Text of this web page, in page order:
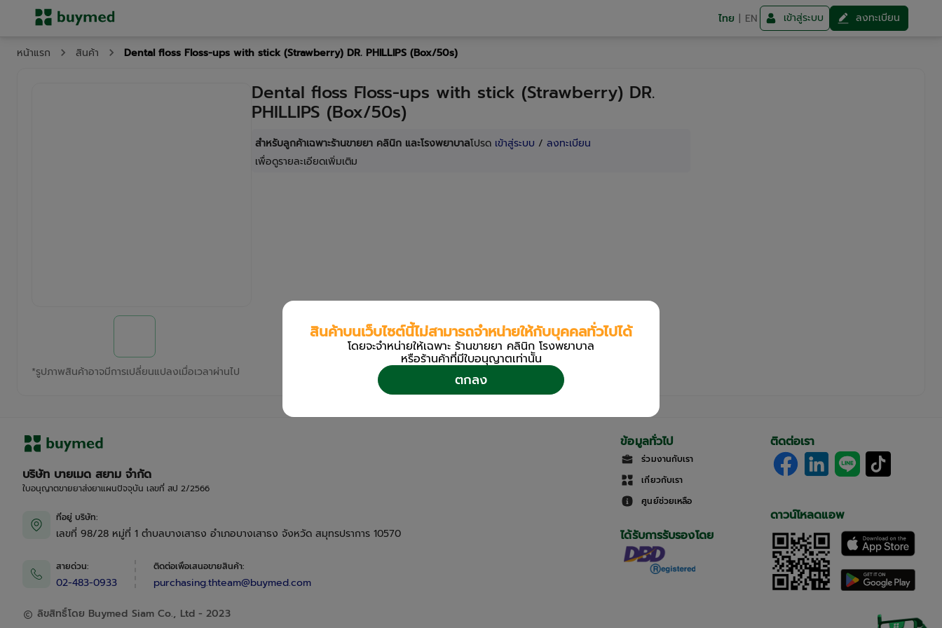
ไทย | EN เข้าสู่ระบบ ลงทะเบียน
หน้าแรก สินค้า Dental floss Floss-ups with stick (Strawberry) DR. PHILLIPS (Box/50s)
*รูปภาพสินค้าอาจมีการเปลี่ยนแปลงเมื่อเวลาผ่านไป
Dental floss Floss-ups with stick (Strawberry) DR.
PHILLIPS (Box/50s)
สำหรับลูกค้าเฉพาะร้านขายยา คลินิก และโรงพยาบาลโปรด เข้าสู่ระบบ / ลงทะเบียน
เพื่อดูรายละเอียดเพิ่มเติม
บริษัท บายเมด สยาม จำกัด
ใบอนุญาตขายยาส่งยาแผนปัจจุบัน เลขที่ สป 2/2566
ที่อยู่ บริษัท:
เลขที่ 98/28 หมู่ที่ 1 ตำบลบางเสาธง อำเภอบางเสาธง จังหวัด สมุทรปราการ 10570
สายด่วน:
02-483-0933
ติดต่อเพื่อเสนอขายสินค้า:
purchasing.thteam@buymed.com
ลิขสิทธิ์โดย Buymed Siam Co., Ltd - 2023
ข้อมูลทั่วไป
ร่วมงานกับเรา
เกี่ยวกับเรา
ศูนย์ช่วยเหลือ
ได้รับการรับรองโดย
ติดต่อเรา
ดาวน์โหลดแอพ
สินค้าบนเว็บไซต์นี้ไม่สามารถจำหน่ายให้กับบุคคลทั่วไปได้
โดยจะจำหน่ายให้เฉพาะ ร้านขายยา คลินิก โรงพยาบาล
หรือร้านค้าที่มีใบอนุญาตเท่านััน
ตกลง